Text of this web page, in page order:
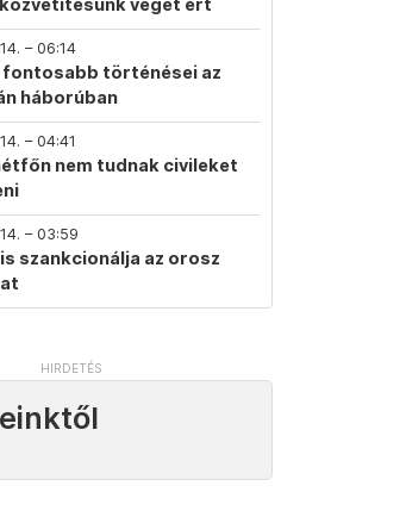
véget ért
– 06:14
fontosabb történései az
háborúban
– 04:41
nem tudnak civileket
– 03:59
szankcionálja az orosz